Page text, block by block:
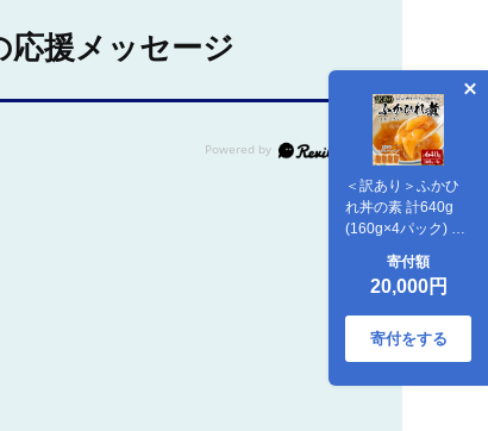
＜訳あり＞ふかひ
れ丼の素 計640g
(160g×4パック) フ
かひれ煮 フカヒレ
煮 ふかひれ丼の具
ふかひれラーメン
にも 中華 惣菜 あん
かけ どんぶり 小分
寄付額
20,000円
寄付をする
応援メッセージ